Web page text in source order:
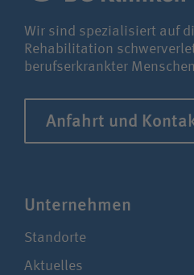
Wir sind spezialisiert auf
Rehabilitation
berufserkrankter
Anfahrt und
Unter­nehmen
Standorte
Aktuelles